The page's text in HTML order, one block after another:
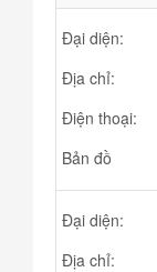
Đại diện:
Địa chỉ:
Điện thoại:
Bản đồ
Đại diện:
Địa chỉ: